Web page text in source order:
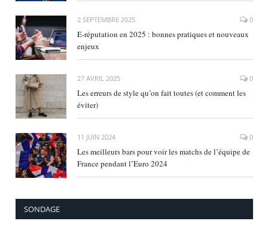
2 SEPTEMBRE 2025 0
E‑réputation en 2025 : bonnes pratiques et nouveaux
enjeux
27 AVRIL 2025 0
Les erreurs de style qu’on fait toutes (et comment les
éviter)
11 JUIN 2024 0
Les meilleurs bars pour voir les matchs de l’équipe de
France pendant l’Euro 2024
SONDAGE